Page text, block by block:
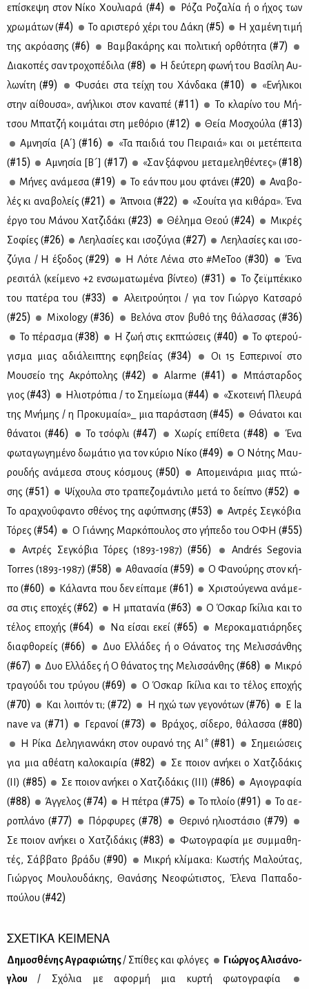
επί­σκε­ψη στον Νί­κο Χου­λια­ρά (#4)
Ρό­ζα Ρο­ζα­λία ή ο ήχος των
χρω­μά­των (#4) Το αρι­στε­ρό χέ­ρι του Δά­κη (#5)
H χα­μέ­νη τι­μή
της ακρό­α­σης (#6) Βαμ­βα­κά­ρης και πο­λι­τι­κή ορ­θό­τη­τα (#7)
Δια­κο­πές σαν τρο­χο­πέ­δι­λα (#8)
Η δεύ­τε­ρη φω­νή του Βα­σί­λη Αυ­
λω­νί­τη (#9) Φυ­σά­ει στα τεί­χη του Χάν­δα­κα (#10)
«Ενή­λι­κοι
στην αί­θου­σα», ανή­λι­κοι στον κα­να­πέ (#11)
Το κλα­ρί­νο του Μή­
τσου Μπα­τζή κοι­μά­ται στη με­θό­ριο (#12) Θεία Μο­σχού­λα (#13)
Αμνη­σία {Α΄} (#16)
«Τα παι­διά του Πει­ραιά» και οι με­τέ­πει­τα
(#15) Αμνη­σία [Β´] (#17) «Σαν ξάφ­νου με­τα­με­λη­θέ­ντες» (#18)
Μή­νες ανά­με­σα (#19) Το εάν που μου φτά­νει (#20)
Ανα­βο­
λές κι ανα­βο­λείς (#21) Άπνοια (#22)
«Σουί­τα για κι­θά­ρα». Ένα
έρ­γο του Μά­νου Χα­τζι­δά­κι (#23) Θέ­λη­μα Θε­ού (#24)
Μι­κρές
Σο­φί­ες (#26) Λε­η­λα­σί­ες και ισο­ζύ­για (#27)
Λε­η­λα­σί­ες και ισο­
ζύ­για / H έξο­δος (#29) Η Λό­τε Λέ­νια στο #MeToo (#30)
Ένα
ρε­σι­τάλ (κεί­με­νο +2 εν­σω­μα­τω­μέ­να βί­ντεο) (#31)
Το ζεϊ­μπέ­κι­κο
του πα­τέ­ρα του (#33)
Αλει­τρού­η­τοι / για τον Γιώρ­γο Κα­τσα­ρό
(#25) Mixology (#36) Βε­λό­να στον βυ­θό της θά­λασ­σας (#36)
Το πέ­ρα­σμα (#38) Η ζωή στις εκ­πτώ­σεις (#40)
Το φτε­ρού­
γι­σμα μιας αδιά­λει­πτης εφη­βεί­ας (#34)
Οι 15 Εσπε­ρι­νοί στο
Μου­σείο της Ακρό­πο­λης (#42) Alarme (#41)
Μπά­σταρ­δος
γιος (#43) Ηλιο­τρό­πια / το Ση­μεί­ω­μα (#44)
«Σκο­τει­νή Πλευ­ρά
της Μνή­μης / η Προ­κυ­μαία»_ μια πα­ρά­στα­ση (#45)
Θά­να­τοι και
θά­να­τοι (#46) Το τσό­φλι (#47) Χω­ρίς επί­θε­τα (#48)
Ένα
φω­τα­γω­γη­μέ­νο δω­μά­τιο για τον κύ­ριο Νί­κο (#49)
Ο Νό­της Μαυ­
ρου­δής ανά­με­σα στους κό­σμους (#50)
Απο­μει­νά­ρια μιας πτώ­
σης (#51) Ψί­χου­λα στο τρα­πε­ζο­μά­ντι­λο με­τά το δεί­πνο (#52)
Το αρα­χνο­ΰ­φα­ντο σθέ­νος της αφύ­πνι­σης (#53)
Αντρές Σε­γκό­βια
Τό­ρες (#54) Ο Γιάν­νης Μαρ­κό­που­λος στο γή­πε­δο του ΟΦΗ (#55)
Aντρές Σε­γκό­βια Τό­ρες (1893-1987) (#56)
Andrés Segovia
Torres (1893-1987) (#58) Αθα­να­σία (#59)
Ο Φα­νού­ρης στον κή­
πο (#60) Κά­λα­ντα που δεν εί­πα­με (#61)
Χρι­στού­γεν­να ανά­με­
σα στις επο­χές (#62) Η μπα­τα­νία (#63)
Ο Όσκαρ Γκί­λια και το
τέ­λος επο­χής (#64) Να εί­σαι εκεί (#65)
Με­ρο­κα­μα­τιά­ρη­δες
δια­φθο­ρείς (#66)
Δυο Ελ­λά­δες ή ο Θά­να­τος της Με­λισ­σάν­θης
(#67) Δυο Ελ­λά­δες ή Ο θά­να­τος της Με­λισ­σάν­θης (#68)
Μι­κρό
τρα­γού­δι του τρύ­γου (#69)
Ο Όσκαρ Γκί­λια και το τέ­λος επο­χής
(#70) Και λοι­πόν τι; (#72) Η ηχώ των γε­γο­νό­των (#76)
E la
nave va (#71) Γε­ρα­νοί (#73) Βρά­χος, σί­δε­ρο, θά­λασ­σα (#80)
Η Ρί­κα Δε­λη­γιαν­νά­κη στον ου­ρα­νό της ΑΙ* (#81)
Ση­μειώ­σεις
για μια αθέ­α­τη κα­λο­και­ρία (#82)
Σε ποιον ανή­κει ο Χα­τζι­δά­κις
(II) (#85) Σε ποιον ανή­κει ο Χα­τζι­δά­κις (III) (#86)
Αγιο­γρα­φία
(#88) Άγ­γε­λος (#74) Η πέ­τρα (#75) Το πλοίο (#91)
Το αε­
ρο­πλά­νο (#77) Πόρ­φυ­ρες (#78) Θε­ρι­νό ηλιο­στά­σιο (#79)
Σε ποιον ανή­κει ο Χα­τζι­δά­κις (#83)
Φω­το­γρα­φία με συμ­μα­θη­
τές, Σάβ­βα­το βρά­δυ (#90)
Μι­κρή κλί­μα­κα: Κω­στής Μα­λού­τας,
Γιώρ­γος Μου­λου­δά­κης, Θα­νά­σης Νε­ο­φώ­τι­στος, Έλε­να Πα­πα­δο­
πού­λου (#42)
ΣΧΕΤΙΚΑ ΚΕΙΜΕΝΑ
Δη­μο­σθέ­νης Αγρα­φιώ­της/ Σπί­θες και φλό­γες
Γιώρ­γος Αλι­σά­νο­
γλου/ Σχό­λια με αφορ­μή μια κυρ­τή φω­το­γρα­φία